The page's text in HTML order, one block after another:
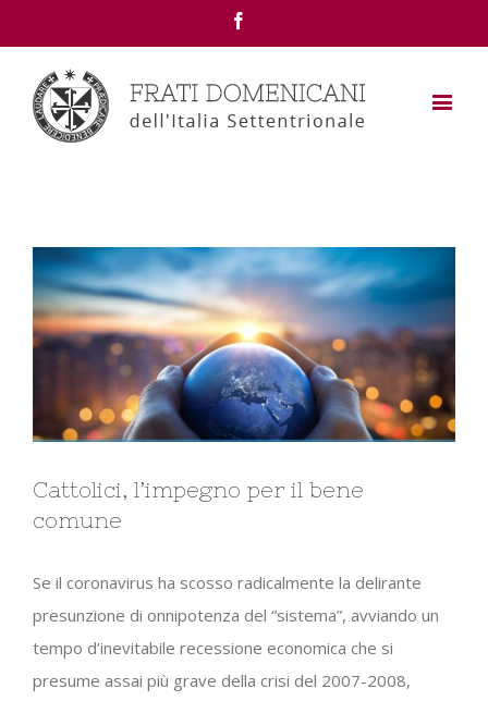
View
Larger
Image
Cattolici, l’impegno per il bene
comune
Se il coronavirus ha scosso radicalmente la delirante
presunzione di onnipotenza del “sistema”, avviando un
tempo d’inevitabile recessione economica che si
presume assai più grave della crisi del 2007-2008,